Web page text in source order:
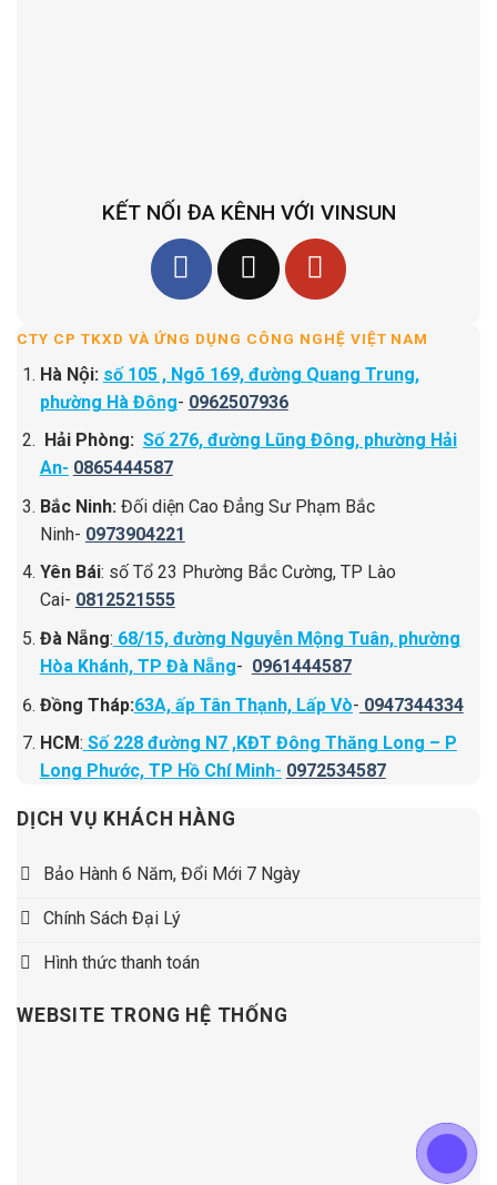
KẾT NỐI ĐA KÊNH VỚI VINSUN
CTY CP TKXD VÀ ỨNG DỤNG CÔNG NGHỆ VIỆT NAM
Hà Nội: số 105 , Ngõ 169, đường Quang Trung,
phường Hà Đông- 0962507936
Hải Phòng: Số 276, đường Lũng Đông, phường Hải
An- 0865444587
Bắc Ninh: Đối diện Cao Đẳng Sư Phạm Bắc
Ninh- 0973904221
Yên Bái: số Tổ 23 Phường Bắc Cường, TP Lào
Cai- 0812521555
Đà Nẵng: 68/15, đường Nguyễn Mộng Tuân, phường
Hòa Khánh, TP Đà Nẵng- 0961444587
Đồng Tháp:63A, ấp Tân Thạnh, Lấp Vò- 0947344334
HCM: Số 228 đường N7 ,KĐT Đông Thăng Long – P
Long Phước, TP Hồ Chí Minh- 0972534587
DỊCH VỤ KHÁCH HÀNG
Bảo Hành 6 Năm, Đổi Mới 7 Ngày
Chính Sách Đại Lý
Hình thức thanh toán
WEBSITE TRONG HỆ THỐNG